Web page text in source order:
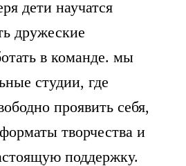
дети научатся
дружеские
в команде. мы
студии, где
проявить себя,
творчества и
поддержку.